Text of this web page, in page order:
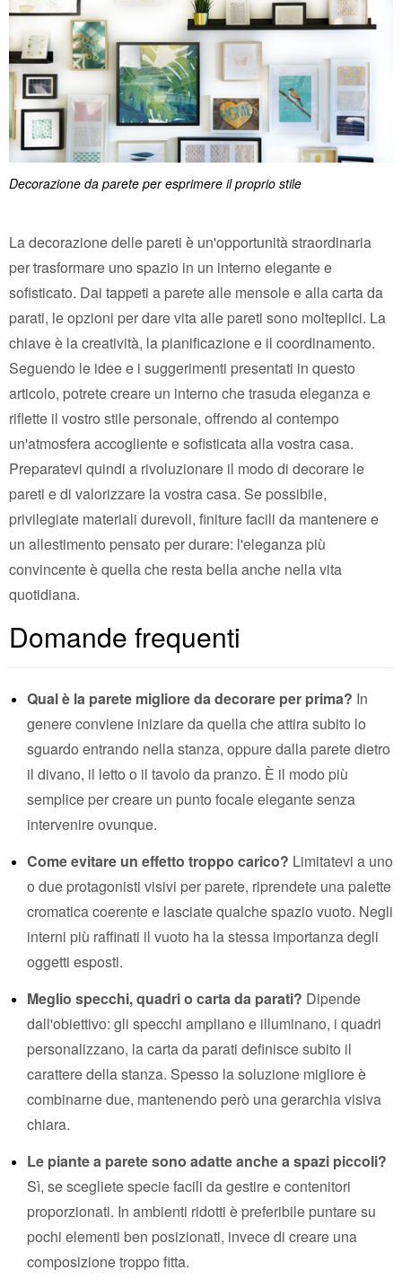
Decorazione da parete per esprimere il proprio stile
La decorazione delle pareti è un'opportunità straordinaria
per trasformare uno spazio in un interno elegante e
sofisticato. Dai tappeti a parete alle mensole e alla carta da
parati, le opzioni per dare vita alle pareti sono molteplici. La
chiave è la creatività, la pianificazione e il coordinamento.
Seguendo le idee e i suggerimenti presentati in questo
articolo, potrete creare un interno che trasuda eleganza e
riflette il vostro stile personale, offrendo al contempo
un'atmosfera accogliente e sofisticata alla vostra casa.
Preparatevi quindi a rivoluzionare il modo di decorare le
pareti e di valorizzare la vostra casa. Se possibile,
privilegiate materiali durevoli, finiture facili da mantenere e
un allestimento pensato per durare: l'eleganza più
convincente è quella che resta bella anche nella vita
quotidiana.
Domande frequenti
Qual è la parete migliore da decorare per prima? In
genere conviene iniziare da quella che attira subito lo
sguardo entrando nella stanza, oppure dalla parete dietro
il divano, il letto o il tavolo da pranzo. È il modo più
semplice per creare un punto focale elegante senza
intervenire ovunque.
Come evitare un effetto troppo carico? Limitatevi a uno
o due protagonisti visivi per parete, riprendete una palette
cromatica coerente e lasciate qualche spazio vuoto. Negli
interni più raffinati il vuoto ha la stessa importanza degli
oggetti esposti.
Meglio specchi, quadri o carta da parati? Dipende
dall'obiettivo: gli specchi ampliano e illuminano, i quadri
personalizzano, la carta da parati definisce subito il
carattere della stanza. Spesso la soluzione migliore è
combinarne due, mantenendo però una gerarchia visiva
chiara.
Le piante a parete sono adatte anche a spazi piccoli?
Sì, se scegliete specie facili da gestire e contenitori
proporzionati. In ambienti ridotti è preferibile puntare su
pochi elementi ben posizionati, invece di creare una
composizione troppo fitta.